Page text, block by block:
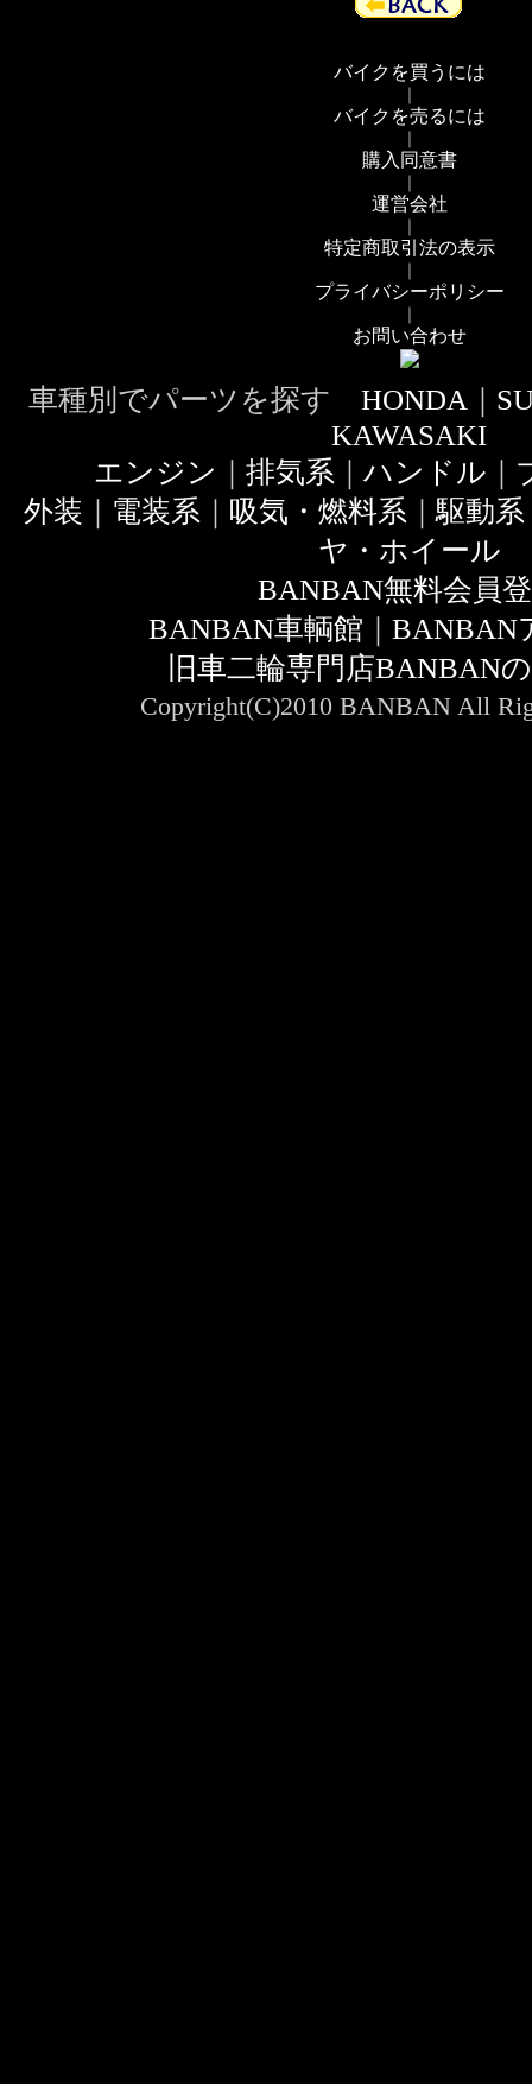
バイクを買うには
バイクを売るには
購入同意書
運営会社
特定商取引法の表示
プライバシーポリシー
お問い合わせ
車種別でパーツを探す HONDA
KAWASAKI
エンジン
排気系 ハンドル
外装
電装系 吸気・燃料系 ｜駆動系
ヤ・ホイール
BANBAN無料会員
BANBAN車輌館
BANBAN
旧車二輪専門店BANBAN
Copyright(C)2010 BANBAN All